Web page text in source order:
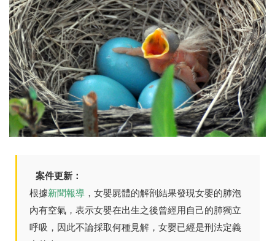
案件更新：
根據新聞報導 ，女嬰屍體的解剖結果發現女嬰的肺泡
內有空氣，表示女嬰在出生之後曾經用自己的肺獨立
呼吸，因此不論採取何種見解，女嬰已經是刑法定義